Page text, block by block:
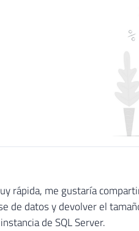
rápida, me gustaría
de datos y devolver el
de SQL Server.